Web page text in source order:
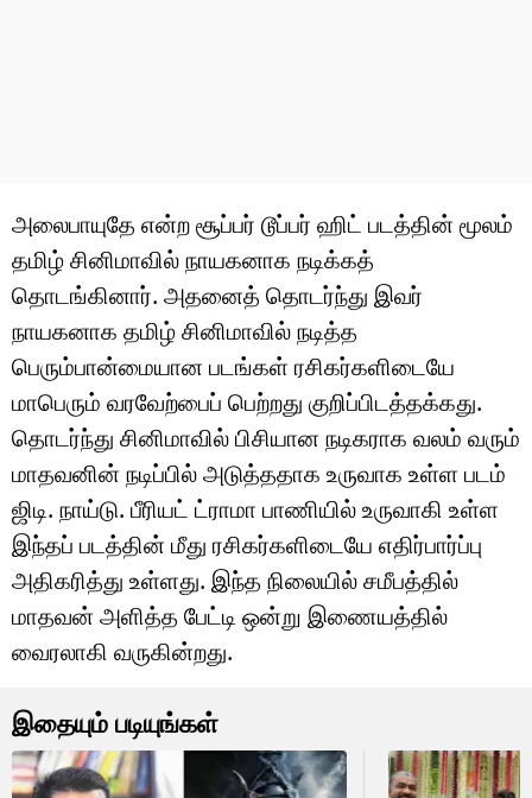
அலைபாயுதே என்ற சூப்பர் டூப்பர் ஹிட் படத்தின் மூலம்
தமிழ் சினிமாவில் நாயகனாக நடிக்கத்
தொடங்கினார். அதனைத் தொடர்ந்து இவர்
நாயகனாக தமிழ் சினிமாவில் நடித்த
பெரும்பான்மையான படங்கள் ரசிகர்களிடையே
மாபெரும் வரவேற்பைப் பெற்றது குறிப்பிடத்தக்கது.
தொடர்ந்து சினிமாவில் பிசியான நடிகராக வலம் வரும்
மாதவனின் நடிப்பில் அடுத்ததாக உருவாக உள்ள படம்
ஜிடி. நாய்டு. பீரியட் ட்ராமா பாணியில் உருவாகி உள்ள
இந்தப் படத்தின் மீது ரசிகர்களிடையே எதிர்பார்ப்பு
அதிகரித்து உள்ளது. இந்த நிலையில் சமீபத்தில்
மாதவன் அளித்த பேட்டி ஒன்று இணையத்தில்
வைரலாகி வருகின்றது.
இதையும் படியுங்கள்